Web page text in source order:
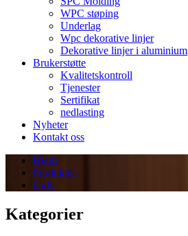
WPC støping
Underlag
Wpc dekorative linjer
Dekorative linjer i aluminium
Brukerstøtte
Kvalitetskontroll
Tjenester
Sertifikat
nedlasting
Nyheter
Kontakt oss
Hjem
Produkter
Gulv
Kategorier